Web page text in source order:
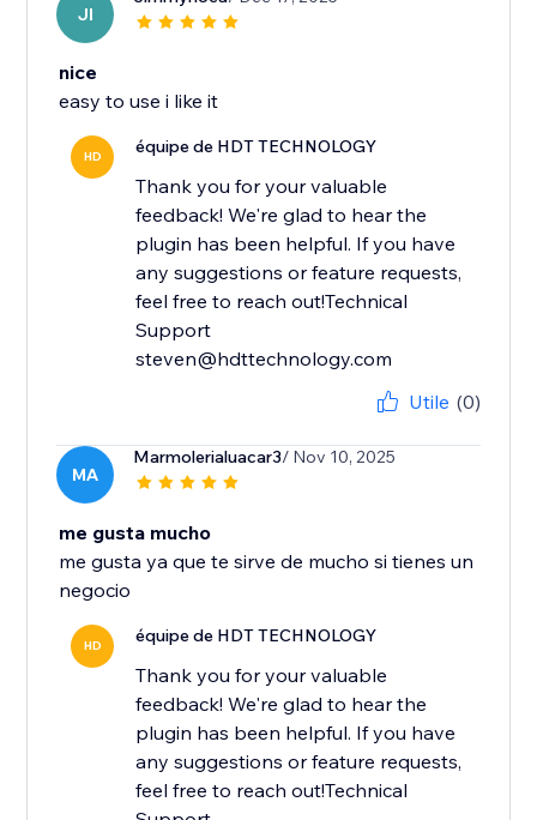
JI
nice
easy to use i like it
HD équipe de HDT TECHNOLOGY
Thank you for your valuable
feedback! We're glad to hear the
plugin has been helpful. If you have
any suggestions or feature requests,
feel free to reach out!Technical
Support
steven@hdttechnology.com
Utile (0)
MA
Marmolerialuacar3/ Nov 10, 2025
me gusta mucho
me gusta ya que te sirve de mucho si tienes un
negocio
HD équipe de HDT TECHNOLOGY
Thank you for your valuable
feedback! We're glad to hear the
plugin has been helpful. If you have
any suggestions or feature requests,
feel free to reach out!Technical